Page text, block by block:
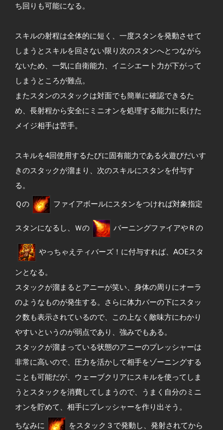
ち回りも可能になる。
スキルの射程は全体的に短く、一度スタンを発動させて
しまうとスキルを回さない限り次のスタンへとつながら
ないため、一気に自衛能力、イニシエート力が下がって
しまうところが難点。
またスタンのスタックは対面でも簡単に確認できるた
め、長射程から安全にミニオンを処理する能力に長けた
メイジ相手は苦手。
スキルを4回使用するたびに固有能力である火遊びだいす
きのスタックが溜まり、次のスキルにスタンを付与す
る。
Ｑの ファイアボールにスタンをつければ対象指定
スタンになるし、Ｗの バーニングファイアやＲの
やっちゃえティバーズ！に付与すれば、AOEスタ
ンとなる。
スタックが溜まるとアニーが笑い、身体の周りにオーラ
のようなものが発生する。さらに体力バーの下にスタッ
ク数も表示されているので、この上なく敵味方にわかり
やすいというのが弱点であり、強みでもある。
スタックが溜まっている状態のアニーのプレッシャーは
非常に高いので、圧力を活かして相手をゾーニングする
ことも可能だが、ウェーブクリアにスキルを使ってしま
うとスタックを消費してしまうので、うまく自分のミニ
オンを貯めて、相手にプレッシャーを作り出そう。
ちなみに をスタック３で発動し、発射されてから